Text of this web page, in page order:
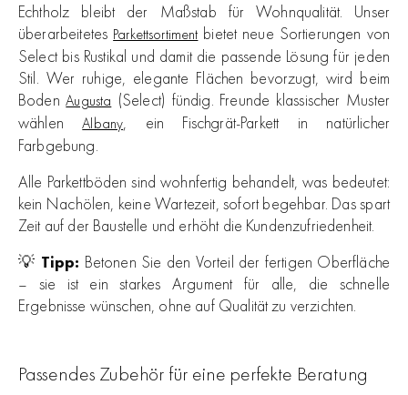
Echtholz bleibt der Maßstab für Wohnqualität. Unser
überarbeitetes Parkettsortiment bietet neue Sortierungen von
Select bis Rustikal und damit die passende Lösung für jeden
Stil. Wer ruhige, elegante Flächen bevorzugt, wird beim
BodenAugusta (Select) fündig. Freunde klassischer Muster
wählenAlbany, ein Fischgrät-Parkett in natürlicher
Farbgebung.
Alle Parkettböden sind wohnfertig behandelt, was bedeutet:
kein Nachölen, keine Wartezeit, sofort begehbar. Das spart
Zeit auf der Baustelle und erhöht die Kundenzufriedenheit.
💡 Tipp: Betonen Sie den Vorteil der fertigen Oberfläche
– sie ist ein starkes Argument für alle, die schnelle
Ergebnisse wünschen, ohne auf Qualität zu verzichten.
Passendes Zubehör für eine perfekte Beratung